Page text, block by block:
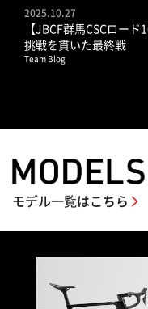
Team Blog
【JBCF群馬CSCロー
挑戦を貫いた最終戦
2025.10.27
モデル一覧はこちら